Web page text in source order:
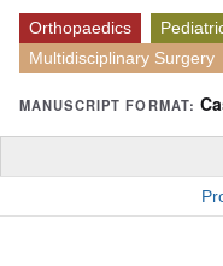
Orthopaedics
Multidisciplinary Surgery
MANUSCRIPT FORMAT: